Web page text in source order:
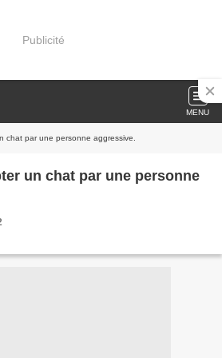
Publicité
MENU
chat par une personne aggressive.
un chat par une personne